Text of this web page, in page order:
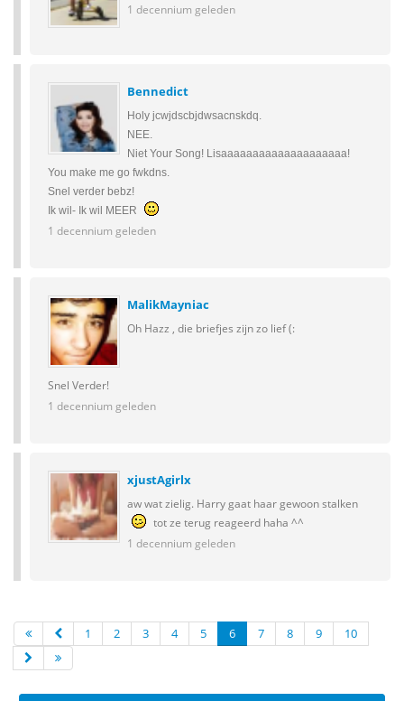
1 decennium geleden
Bennedict
Holy jcwjdscbjdwsacnskdq.
NEE.
Niet Your Song! Lisaaaaaaaaaaaaaaaaaaaa!
You make me go fwkdns.
Snel verder bebz!
Ik wil- Ik wil MEER
1 decennium geleden
MalikMayniac
Oh Hazz , die briefjes zijn zo lief (:
Snel Verder!
1 decennium geleden
xjustAgirlx
aw wat zielig. Harry gaat haar gewoon stalken
tot ze terug reageerd haha ^^
1 decennium geleden
1 2 3 4 5 6 7 8 9 10